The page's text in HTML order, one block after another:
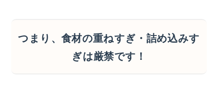
つまり、食材の重ねすぎ・詰め込みす
ぎは厳禁です！